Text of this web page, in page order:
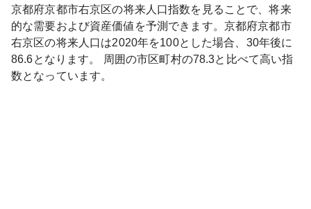
京都府京都市右京区の将来人口指数を見ることで、将来
的な需要および資産価値を予測できます。 京都府京都市
右京区の将来人口は2020年を100とした場合、30年後に
86.6となります。 周囲の市区町村の78.3と比べて高い指
数となっています。